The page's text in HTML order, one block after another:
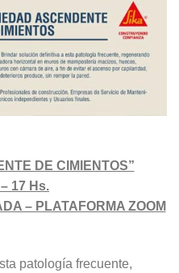
DE CIMIENTOS”
17 Hs.
– PLATAFORMA ZOOM
patología frecuente,